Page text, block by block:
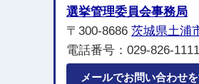
選挙管理委員会事務局
〒300-8686 茨城県土浦
電話番号：029-826-
メールでお問い合わせ